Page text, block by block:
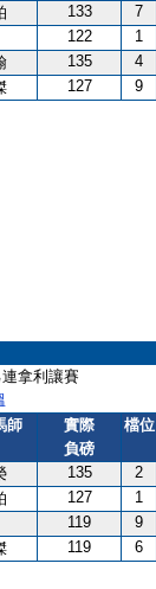
133
7
122
1
135
4
127 9
拿利讓賽
師
實際
負磅
檔位
135
2
127
1
119
9
119 6